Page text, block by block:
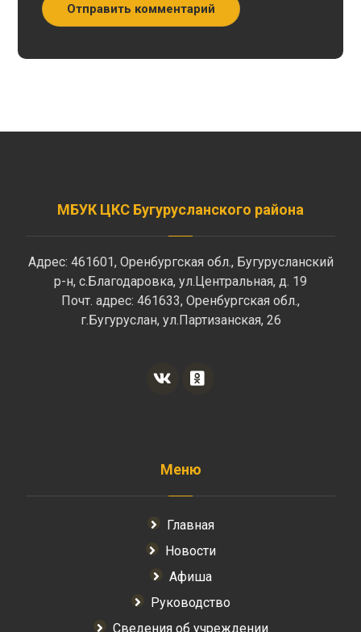
Отправить комментарий
МБУК ЦКС Бугурусланского района
Адрес: 461601, Оренбургская обл., Бугурусланский
р-н, с.Благодаровка, ул.Центральная, д. 19
Почт. адрес: 461633, Оренбургская обл.,
г.Бугуруслан, ул.Партизанская, 26
Меню
Главная
Новости
Афиша
Руководство
Сведения об учреждении